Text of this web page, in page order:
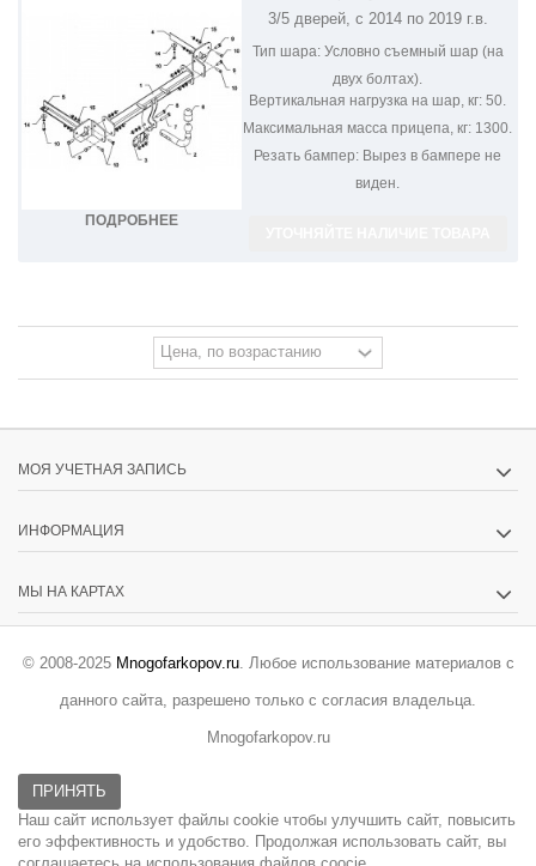
ПОДРОБНЕЕ
3/5 дверей, с 2014 по 2019 г.в.
Тип шара:Условно съемный шар (на
двух болтах).
Вертикальная нагрузка на шар, кг: 50.
Максимальная масса прицепа, кг: 1300.
Резать бампер: Вырез в бампере не
виден.
МОЯ УЧЕТНАЯ ЗАПИСЬ
ИНФОРМАЦИЯ
МЫ НА КАРТАХ
© 2008-2025 Mnogofarkopov.ru. Любое использование материалов с
данного сайта, разрешено только с согласия владельца.
Mnogofarkopov.ru
ПРИНЯТЬ
Наш сайт использует файлы cookie чтобы улучшить сайт, повысить
его эффективность и удобство. Продолжая использовать сайт, вы